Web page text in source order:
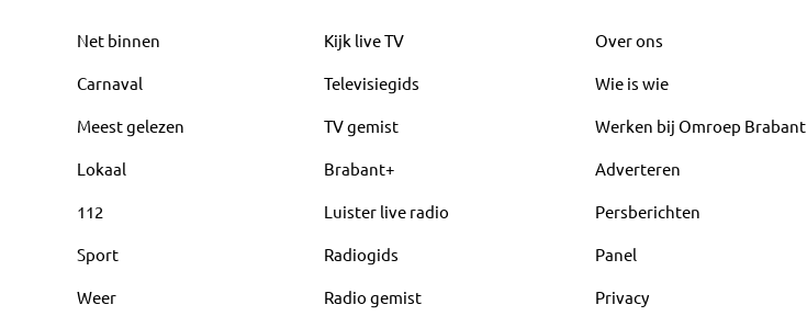
Net binnen
Carnaval
Meest gelezen
Lokaal
112
Sport
Weer
Kijk live TV
Televisiegids
TV gemist
Brabant+
Luister live radio
Radiogids
Radio gemist
Over ons
Wie is wie
Werken bij Omroep Brabant
Adverteren
Persberichten
Panel
Privacy